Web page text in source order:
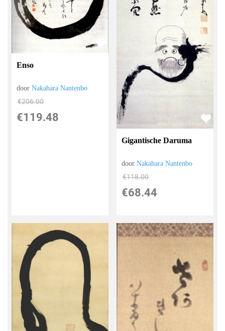
Enso
doorNakahara Nantenbo
€206.00
€119.48
Gigantische Daruma
doorNakahara Nantenbo
€118.00
€68.44